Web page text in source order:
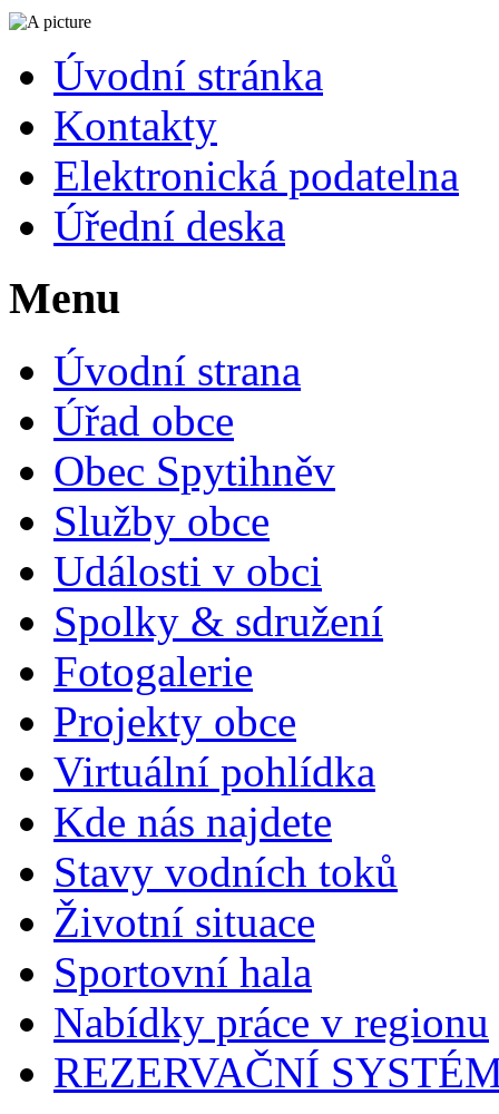
Úvodní stránka
Kontakty
Elektronická podatelna
Úřední deska
Menu
Úvodní strana
Úřad obce
Obec Spytihněv
Služby obce
Události v obci
Spolky & sdružení
Fotogalerie
Projekty obce
Virtuální pohlídka
Kde nás najdete
Stavy vodních toků
Životní situace
Sportovní hala
Nabídky práce v regionu
REZERVAČNÍ